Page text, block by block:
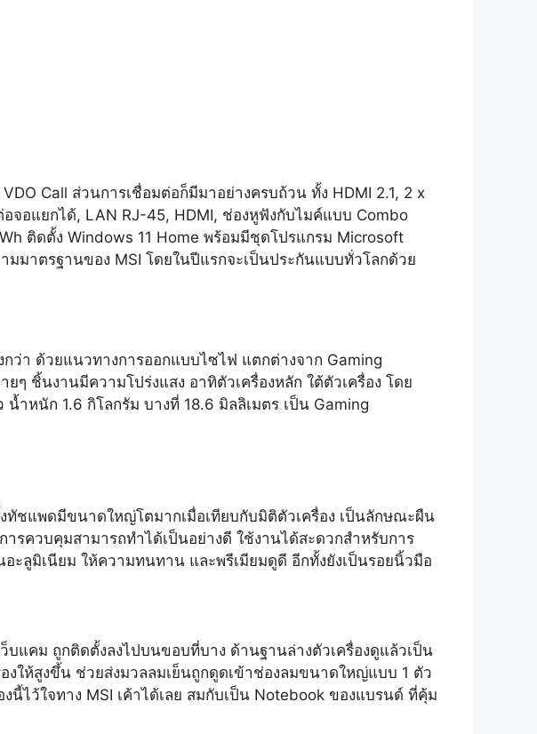
Call ส่วนการเชื่อมต่อก็มีมาอย่างครบถ้วน ทั้ง HDMI 2.1, 2 x
จอแยกได้, LAN RJ-45, HDMI, ช่องหูฟังกับไมค์แบบ Combo
ติดตั้ง Windows 11 Home พร้อมมีชุดโปรแกรม Microsoft
มาตรฐานของ MSI โดยในปีแรกจะเป็นประกันแบบทั่วโลกด้วย
า ด้วยแนวทางการออกแบบไซไฟ แตกต่างจาก Gaming
ๆ ชิ้นงานมีความโปร่งแสง อาทิตัวเครื่องหลัก ใต้ตัวเครื่อง โดย
ำหนัก 1.6 กิโลกรัม บางที่ 18.6 มิลลิเมตร เป็น Gaming
ทัชแพดมีขนาดใหญ่โตมากเมื่อเทียบกับมิติตัวเครื่อง เป็นลักษณะผืน
รควบคุมสามารถทำได้เป็นอย่างดี ใช้งานได้สะดวกสำหรับการ
ลูมิเนียม ให้ความทนทาน และพรีเมียมดูดี อีกทั้งยังเป็นรอยนิ้วมือ
แคม ถูกติดตั้งลงไปบนขอบที่บาง ด้านฐานล่างตัวเครื่องดูแล้วเป็น
งให้สูงขึ้น ช่วยส่งมวลลมเย็นถูกดูดเข้าช่องลมขนาดใหญ่แบบ 1 ตัว
ไว้ใจทาง MSI เค้าได้เลย สมกับเป็น Notebook ของแบรนด์ ที่คุ้ม